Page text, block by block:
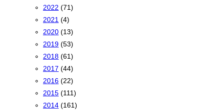
2022 (71)
2021 (4)
2020 (13)
2019 (53)
2018 (61)
2017 (44)
2016 (22)
2015 (111)
2014 (161)